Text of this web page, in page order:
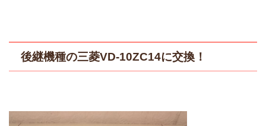
後継機種の三菱VD-10ZC14に交換！